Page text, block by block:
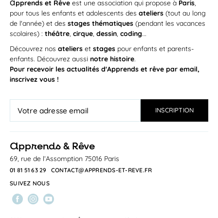
AOÛT
Théâtre ou Anglais / multisports ou
Botanique ou Echecs
Au programme Vous pouvez composer la
journée de votre enfant parmi...
TEP SARRAIL
STAGE
LUN
AOÛT
Du lundi 24 vendredi 28 août 2026
Parcours et Défis : bouger, sauter,
pprends et Rêve est une association qui propose à Paris,
pour tous les enfants et adolescents des ateliers (tout au long
de l'année) et des stages thématiques (pendant les vacances
scolaires) : théâtre, cirque, dessin, coding...
Découvrez nos ateliers et stages pour enfants et parents-
enfants. Découvrez aussi notre histoire.
Pour recevoir les actualités d'Apprends et rêve par email,
inscrivez vous !
apprends & Rêve
69, rue de l’Assomption 75016 Paris
01 81 51 63 29
CONTACT@APPRENDS-ET-REVE.FR
SUIVEZ NOUS